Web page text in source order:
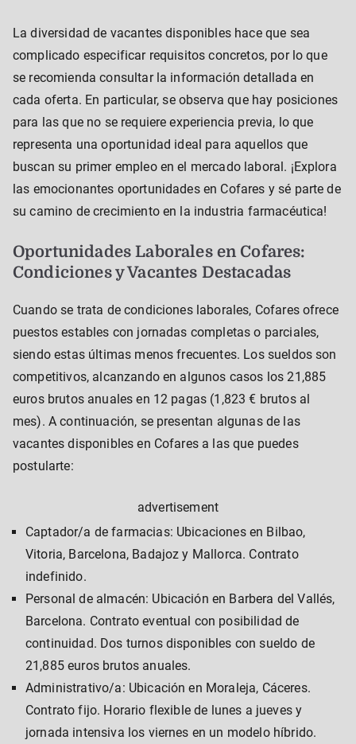
La diversidad de vacantes disponibles hace que sea
complicado especificar requisitos concretos, por lo que
se recomienda consultar la información detallada en
cada oferta. En particular, se observa que hay posiciones
para las que no se requiere experiencia previa, lo que
representa una oportunidad ideal para aquellos que
buscan su primer empleo en el mercado laboral. ¡Explora
las emocionantes oportunidades en Cofares y sé parte de
su camino de crecimiento en la industria farmacéutica!
Oportunidades Laborales en Cofares:
Condiciones y Vacantes Destacadas
Cuando se trata de condiciones laborales, Cofares ofrece
puestos estables con jornadas completas o parciales,
siendo estas últimas menos frecuentes. Los sueldos son
competitivos, alcanzando en algunos casos los 21,885
euros brutos anuales en 12 pagas (1,823 € brutos al
mes). A continuación, se presentan algunas de las
vacantes disponibles en Cofares a las que puedes
postularte:
advertisement
Captador/a de farmacias: Ubicaciones en Bilbao,
Vitoria, Barcelona, Badajoz y Mallorca. Contrato
indefinido.
Personal de almacén: Ubicación en Barbera del Vallés,
Barcelona. Contrato eventual con posibilidad de
continuidad. Dos turnos disponibles con sueldo de
21,885 euros brutos anuales.
Administrativo/a: Ubicación en Moraleja, Cáceres.
Contrato fijo. Horario flexible de lunes a jueves y
jornada intensiva los viernes en un modelo híbrido.